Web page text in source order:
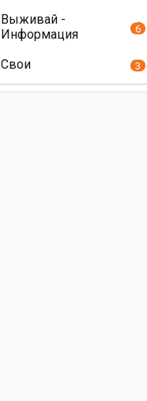
Выживай -
Информация
6
Свои 3